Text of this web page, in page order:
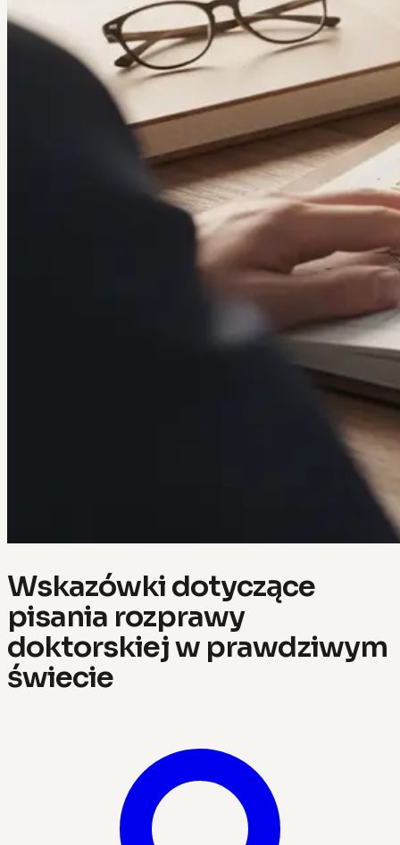
Wskazówki dotyczące
pisania rozprawy
doktorskiej w prawdziwym
świecie